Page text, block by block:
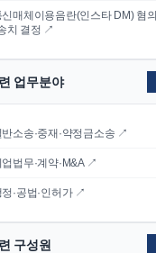
신매체이용음란(인스타 DM) 혐
치 결정 ↗
업무분야
반소송·중재·약정금소송 ↗
업법무·계약·M&A ↗
정·공법·인허가 ↗
구성원